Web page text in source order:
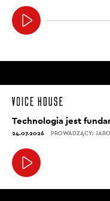
Technologia jest
24.07.2026 PROWADZĄCY: